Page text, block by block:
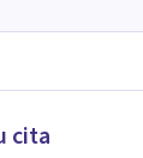
cita